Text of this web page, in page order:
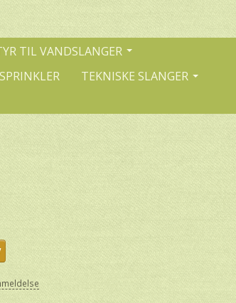
TIL VANDSLANGER
TEKNISKE SLANGER